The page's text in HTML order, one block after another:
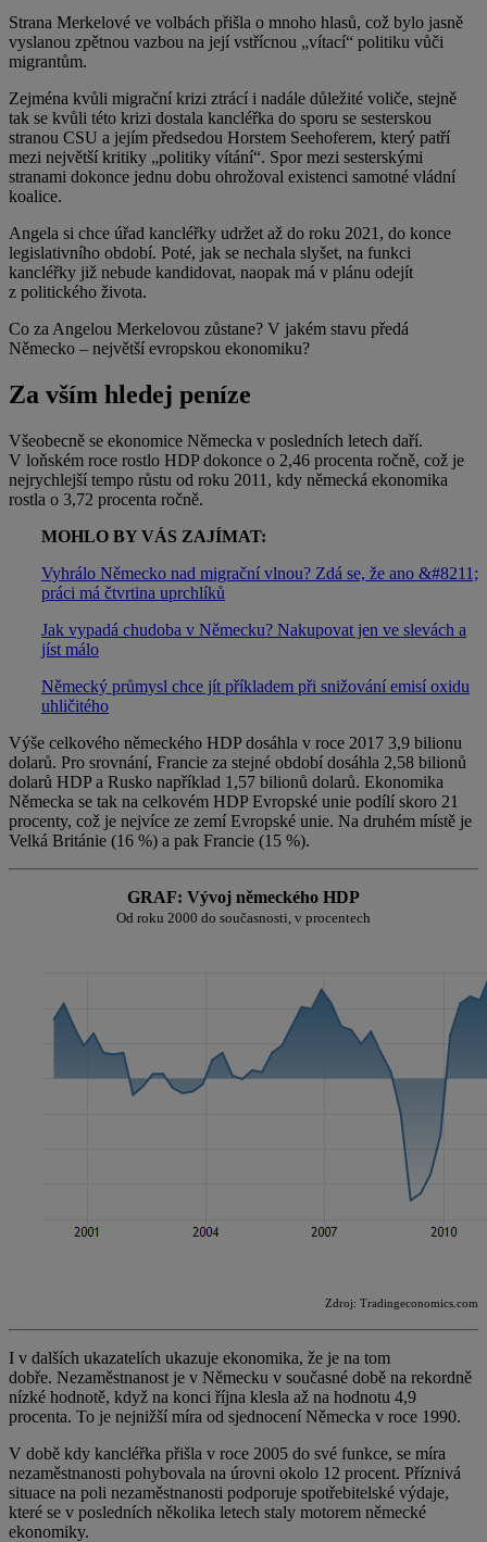
Strana Merkelové ve volbách přišla o mnoho hlasů, což bylo jasně
vyslanou zpětnou vazbou na její vstřícnou „vítací“ politiku vůči
migrantům.
Zejména kvůli migrační krizi ztrácí i nadále důležité voliče, stejně
tak se kvůli této krizi dostala kancléřka do sporu se sesterskou
stranou CSU a jejím předsedou Horstem Seehoferem, který patří
mezi největší kritiky „politiky vítání“. Spor mezi sesterskými
stranami dokonce jednu dobu ohrožoval existenci samotné vládní
koalice.
Angela si chce úřad kancléřky udržet až do roku 2021, do konce
legislativního období. Poté, jak se nechala slyšet, na funkci
kancléřky již nebude kandidovat, naopak má v plánu odejít
z politického života.
Co za Angelou Merkelovou zůstane? V jakém stavu předá
Německo – největší evropskou ekonomiku?
Za vším hledej peníze
Všeobecně se ekonomice Německa v posledních letech daří.
V loňském roce rostlo HDP dokonce o 2,46 procenta ročně, což je
nejrychlejší tempo růstu od roku 2011, kdy německá ekonomika
rostla o 3,72 procenta ročně.
MOHLO BY VÁS ZAJÍMAT:
Vyhrálo Německo nad migrační vlnou? Zdá se, že ano &#8211;
práci má čtvrtina uprchlíků
Jak vypadá chudoba v Německu? Nakupovat jen ve slevách a
jíst málo
Německý průmysl chce jít příkladem při snižování emisí oxidu
uhličitého
Výše celkového německého HDP dosáhla v roce 2017 3,9 bilionu
dolarů. Pro srovnání, Francie za stejné období dosáhla 2,58 bilionů
dolarů HDP a Rusko například 1,57 bilionů dolarů. Ekonomika
Německa se tak na celkovém HDP Evropské unie podílí skoro 21
procenty, což je nejvíce ze zemí Evropské unie. Na druhém místě je
Velká Británie (16 %) a pak Francie (15 %).
GRAF: Vývoj německého HDP
Od roku 2000 do současnosti, v procentech
Zdroj: Tradingeconomics.com
I v dalších ukazatelích ukazuje ekonomika, že je na tom
dobře. Nezaměstnanost je v Německu v současné době na rekordně
nízké hodnotě, když na konci října klesla až na hodnotu 4,9
procenta. To je nejnižší míra od sjednocení Německa v roce 1990.
V době kdy kancléřka přišla v roce 2005 do své funkce, se míra
nezaměstnanosti pohybovala na úrovni okolo 12 procent. Příznivá
situace na poli nezaměstnanosti podporuje spotřebitelské výdaje,
které se v posledních několika letech staly motorem německé
ekonomiky.